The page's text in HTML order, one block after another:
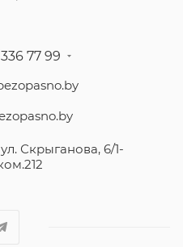
77 99
Скрыганова, 6/1-